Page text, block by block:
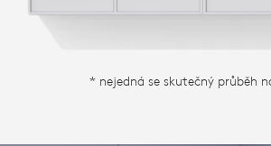
* nejedná se skutečný průběh